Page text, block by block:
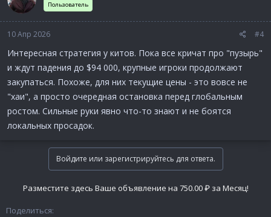
Пользователь
10 Апр 2026 #4
Интересная стратегия у китов. Пока все кричат про "пузырь"
и ждут падения до $94 000, крупные игроки продолжают
закупаться. Похоже, для них текущие цены - это вовсе не
"хаи", а просто очередная остановка перед глобальным
ростом. Сильные руки явно что-то знают и не боятся
локальных просадок.
Войдите или зарегистрируйтесь для ответа.
Разместите здесь Ваше объявление на 750.00 ₽ за Месяц!
Поделиться: